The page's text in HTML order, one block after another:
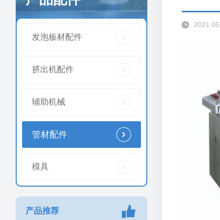
发泡板材配件
挤出机配件
辅助机械
管材配件
模具
产品推荐